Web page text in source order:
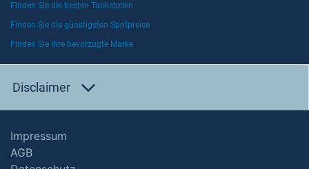
Finden Sie die besten Tankstellen
Finden Sie die günstigsten Spritpreise
Finden Sie Ihre bevorzugte Marke
Disclaimer
Impressum
AGB